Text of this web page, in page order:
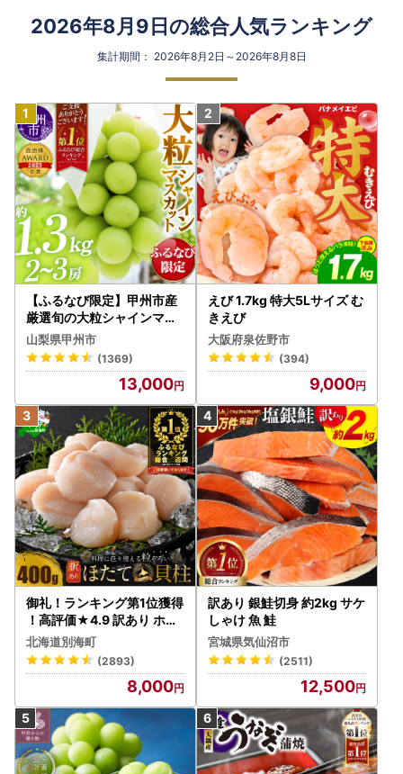
2026年8月9日の総合人気ランキング
集計期間： 2026年8月2日～2026年8月8日
【ふるなび限定】甲州市産
厳選旬の大粒シャインマス
カット 約1.3kg 2～3房【2
026年発送】（MG）B12-
472 FN-Limited-VO シャ
インマスカット フルーツ
山梨県甲州市
(1369)
13,000
えび 1.7kg 特大5Lサイズ む
きえび
大阪府泉佐野市
(394)
9,000
御礼！ランキング第1位獲得
！高評価★4.9 訳あり ホタ
テ 400g（ほたて 帆立 貝柱
冷凍 ）
北海道別海町
(2893)
8,000
訳あり 銀鮭切身 約2kg サケ
しゃけ 魚 鮭
宮城県気仙沼市
(2511)
12,500